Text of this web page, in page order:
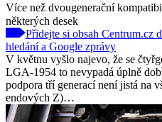
Více než dvougenerační
některých desek
Přidejte si obsah Centrum.cz
hledání a Google zprávy
V květnu vyšlo najevo, že se
LGA-1954 to nevypadá úplně
podpora tří generací není jistá na
endových Z)…